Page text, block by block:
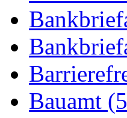
Bauamt